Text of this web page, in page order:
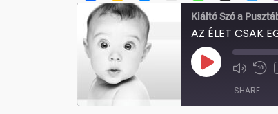
Kiáltó Szó a
AZ ÉLET CSAK
Play
Episode Mute/
SHARE